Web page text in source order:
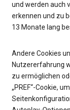
und werden auch
erkennen und zu
13 Monate lang
Andere Cookies
Nutzererfahrung
zu ermöglichen
„PREF“-Cookie,